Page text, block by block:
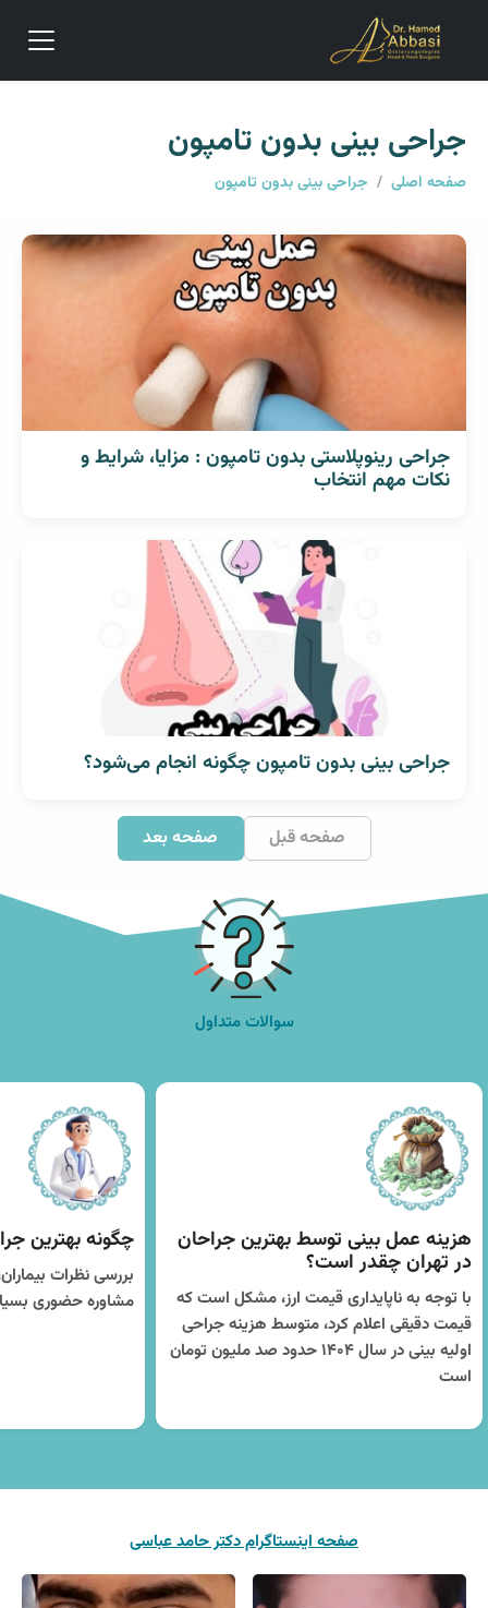
جراحی بینی بدون تامپون
صفحه اصلی / جراحی بینی بدون تامپون
جراحی رینوپلاستی بدون تامپون : مزایا، شرایط و
نکات مهم انتخاب
جراحی بینی بدون تامپون چگونه انجام می‌شود؟
صفحه قبل صفحه بعد
سوالات متداول
هزینه عمل بینی توسط بهترین جراحان
در تهران چقدر است؟
با توجه به ناپایداری قیمت ارز، مشکل است که
قیمت دقیقی اعلام کرد، متوسط هزینه جراحی
اولیه بینی در سال ۱۴۰۴ حدود صد ملیون تومان
است
چگونه بهترین
بررسی نظرات
مشاوره حضوری
صفحه اینستاگرام دکتر حامد عباسی